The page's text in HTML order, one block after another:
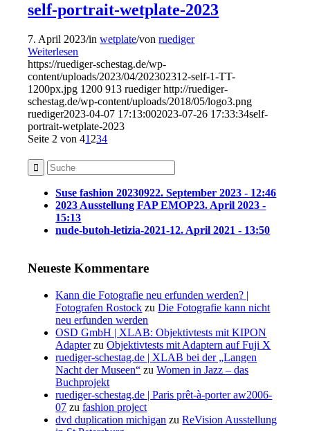
self-portrait-wetplate-2023
7. April 2023/inwetplate/vonruediger
Weiterlesen
https://ruediger-schestag.de/wp-
content/uploads/2023/04/202302312-self-1-TT-
1200px.jpg 1200 913 ruediger http://ruediger-
schestag.de/wp-content/uploads/2018/05/logo3.png
ruediger2023-04-07 17:13:002023-07-26 17:33:34self-
portrait-wetplate-2023
Seite 2 von 41 234
Suse fashion 20230922. September 2023 - 12:46
2023 Ausstellung FAP EMOP23. April 2023 -
15:13
nude-butoh-letizia-2021-12. April 2021 - 13:50
Neueste Kommentare
Kann die Fotografie neu erfunden werden? |
Fotografen Rostock zuDie Fotografie kann nicht
neu erfunden werden
OSD GmbH | XLAB: Objektivtests mit KIPON
AdapterzuObjektivtests mit Adaptern auf Fuji X
ruediger-schestag.de | XLAB bei der „Langen
Nacht der Museen“ zuWomen in Jazz – das
Buchprojekt
ruediger-schestag.de | Paris prêt-à-porter aw2006-
07 zufashion project
dvd duplication michigan zuReVision Ausstellung